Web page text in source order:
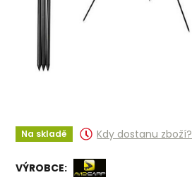
Na skladě Kdy dostanu zboží?
VÝROBCE: